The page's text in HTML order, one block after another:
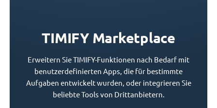
TIMIFY Marketplace
Erweitern Sie TIMIFY-Funktionen nach Bedarf mit
benutzerdefinierten Apps, die für bestimmte
Aufgaben entwickelt wurden, oder integrieren Sie
beliebte Tools von Drittanbietern.